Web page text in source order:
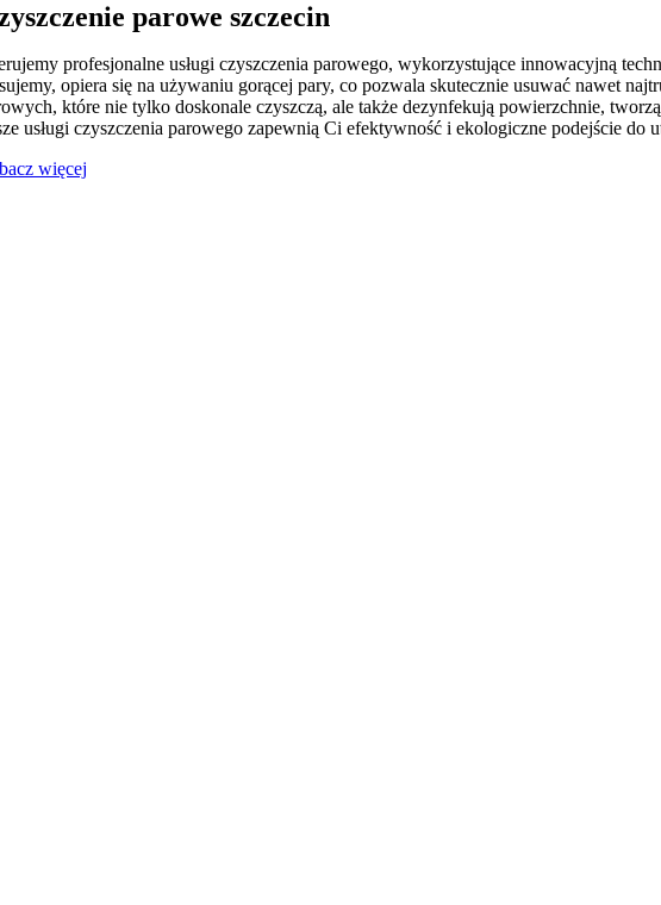
parowe szczecin
profesjonalne usługi czyszczenia parowego, wykorzystujące innowacyjną
opiera się na używaniu gorącej pary, co pozwala skutecznie usuwać nawet
które nie tylko doskonale czyszczą, ale także dezynfekują powierzchnie,
usługi czyszczenia parowego zapewnią Ci efektywność i ekologiczne podejście do
więcej